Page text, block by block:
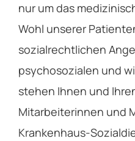
nur um das
Wohl unserer
sozialrechtlichen
psychosozialen und
stehen Ihnen und
Mitarbeiterinnen und
Krankenhaus-